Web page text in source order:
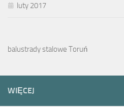
luty 2017
balustrady stalowe Toruń
WIĘCEJ